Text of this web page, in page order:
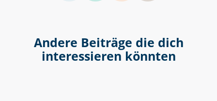
Andere Beiträge die dich
interessieren könnten